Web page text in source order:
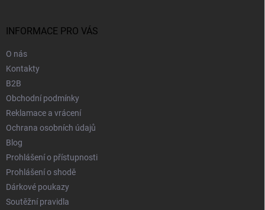
INFORMACE PRO VÁS
O nás
Kontakty
B2B
Obchodní podmínky
Reklamace a vrácení
Ochrana osobních údajů
Blog
Prohlášení o přístupnosti
Prohlášení o shodě
Dárkové poukazy
Soutěžní pravidla